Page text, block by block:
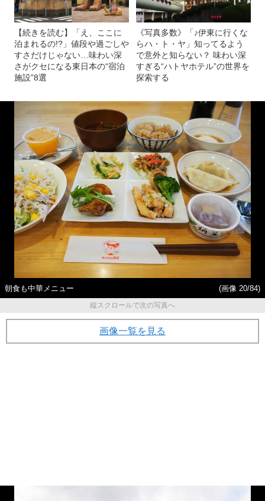
【続きを読む】「え、ここに
泊まれるの!?」値段や過ごしや
すさだけじゃない…味わい深
さがクセになる東日本の“宿泊
施設”8選
《写真多数》「♪伊東に行くな
らハ・ト・ヤ」知ってるよう
で意外と知らない？ 味わい深
すぎる“ハトヤホテル”の世界を
探索する
朝食も中華メニュー
(画像 20/84)
縦スクロールで次の写真へ
画像一覧を見る